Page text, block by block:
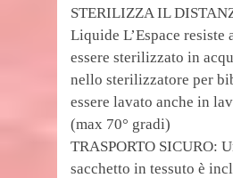
STERILIZZA IL
Liquide L’Espace resiste
essere sterilizzato in
nello sterilizzatore per
essere lavato anche in
(max 70° gradi)
TRASPORTO SICURO:
sacchetto in tessuto è